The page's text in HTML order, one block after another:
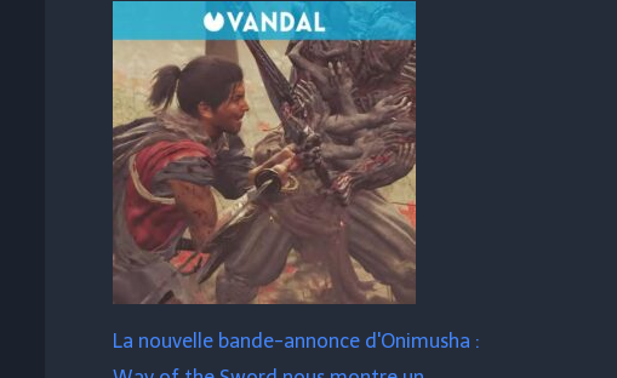
La nouvelle bande-annonce d'Onimusha :